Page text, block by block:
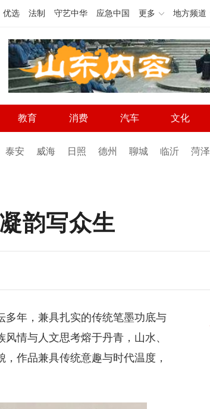
优选 法制 守艺中华 应急中国 更多 地方频道
教育 消费 汽车 文化
泰安 威海 日照 德州 聊城 临沂 菏泽
韵写众生
多年，兼具扎实的传统笔墨功底与
情与人文思考熔于丹青，山水、
作品兼具传统意趣与时代温度，